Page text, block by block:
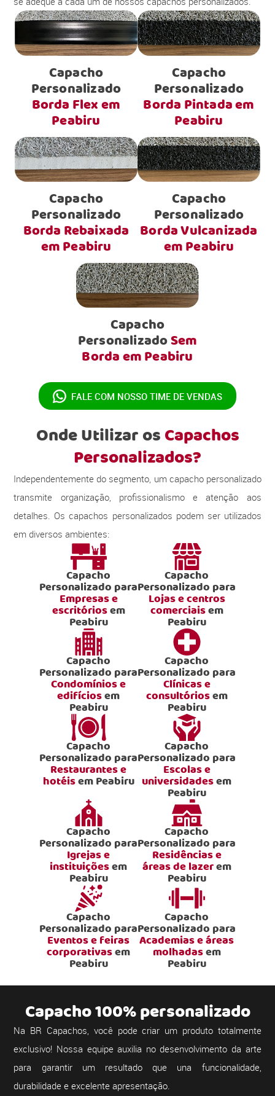
Capacho
Personalizado
Borda Flex em
Peabiru
Capacho
Personalizado
Borda Pintada em
Peabiru
Capacho
Personalizado
Borda Rebaixada
em Peabiru
Capacho
Personalizado
Borda Vulcanizada
em Peabiru
Capacho
PersonalizadoSem
Borda em Peabiru
FALE COM NOSSO TIME DE VENDAS
Onde Utilizar osCapachos
Personalizados?
Independentemente do segmento, um capacho personalizado
transmite organização, profissionalismo e atenção aos
detalhes. Os capachos personalizados podem ser utilizados
em diversos ambientes:
Capacho
Personalizado para
Empresas e
escritóriosem
Peabiru
Capacho
Personalizado para
Lojas e centros
comerciaisem
Peabiru
Capacho
Personalizado para
Condomínios e
edifíciosem
Peabiru
Capacho
Personalizado para
Clínicas e
consultóriosem
Peabiru
Capacho
Personalizado para
Restaurantes e
hotéisem Peabiru
Capacho
Personalizado para
Escolas e
universidadesem
Peabiru
Capacho
Personalizado para
Igrejas e
instituiçõesem
Peabiru
Capacho
Personalizado para
Residências e
áreas de lazerem
Peabiru
Capacho
Personalizado para
Eventos e feiras
corporativasem
Peabiru
Capacho
Personalizado para
Academias e áreas
molhadasem
Peabiru
Capacho 100% personalizado
Na BR Capachos, você pode criar um produto totalmente
exclusivo! Nossa equipe auxilia no desenvolvimento da arte
para garantir um resultado que una funcionalidade,
durabilidade e excelente apresentação.